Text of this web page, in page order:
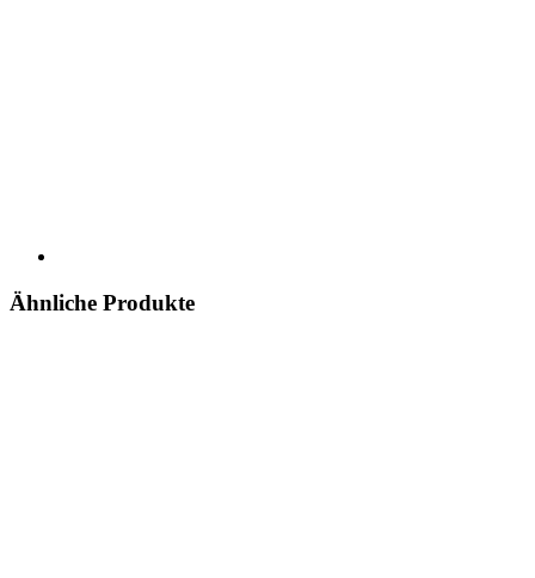
Ähnliche Produkte